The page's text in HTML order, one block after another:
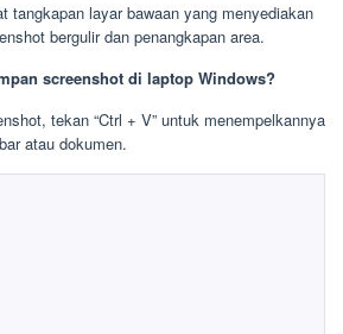
tangkapan layar bawaan yang menyediakan
bergulir dan penangkapan area.
screenshot di laptop Windows?
tekan “Ctrl + V” untuk menempelkannya
atau dokumen.